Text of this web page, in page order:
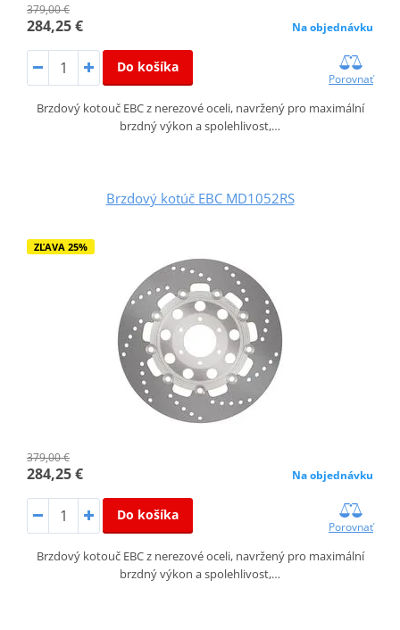
379,00 €
284,25 € Na objednávku
Do košíka
Porovnať
Brzdový kotouč EBC z nerezové oceli, navržený pro maximální
brzdný výkon a spolehlivost,…
Brzdový kotúč EBC MD1052RS
ZĽAVA 25%
379,00 €
284,25 € Na objednávku
Do košíka
Porovnať
Brzdový kotouč EBC z nerezové oceli, navržený pro maximální
brzdný výkon a spolehlivost,…